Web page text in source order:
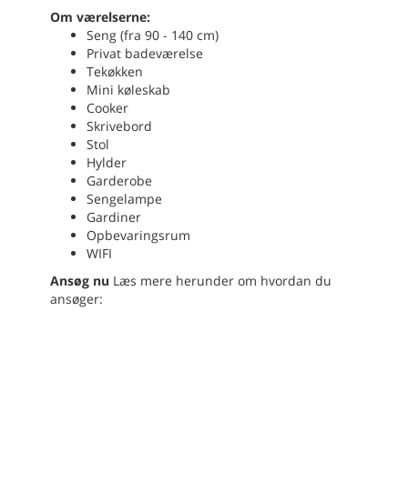
Om værelserne:
Seng (fra 90 - 140 cm)
Privat badeværelse
Tekøkken
Mini køleskab
Cooker
Skrivebord
Stol
Hylder
Garderobe
Sengelampe
Gardiner
Opbevaringsrum
WIFI
Ansøg nu Læs mere herunder om hvordan du
ansøger: